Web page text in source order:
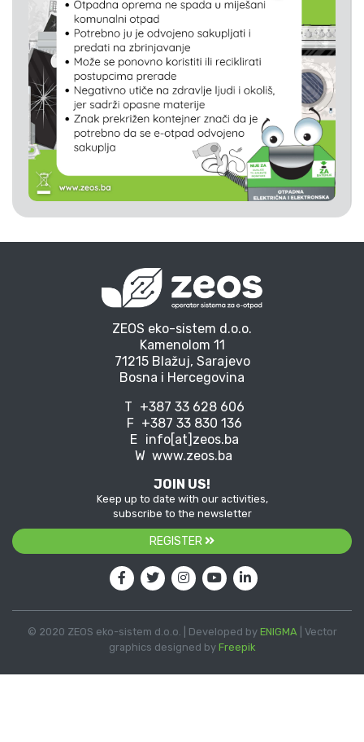
ZEOS eko-sistem d.o.o.
Kamenolom 11
71215 Blažuj, Sarajevo
Bosna i Hercegovina
T +387 33 628 606
F +387 33 830 136
E info[at]zeos.ba
W www.zeos.ba
JOIN US!
Keep up to date with our activities,
subscribe to the newsletter
REGISTER
© 2020 ZEOS eko-sistem d.o.o. | Developed by ENIGMA| Vector
graphics designed by Freepik